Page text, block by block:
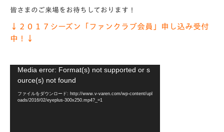
皆さまのご来場をお待ちしております！
↓２０１７シーズン「ファンクラブ会員」申し込み受付
中！↓
Media error: Format(s) not supported or s
ource(s) not found
ファイルをダウンロード: http://www.v-varen.com/wp-content/upl
oads/2016/02/eyeplus-300x250.mp4?_=1